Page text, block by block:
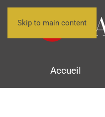
Skip to main content
Accueil